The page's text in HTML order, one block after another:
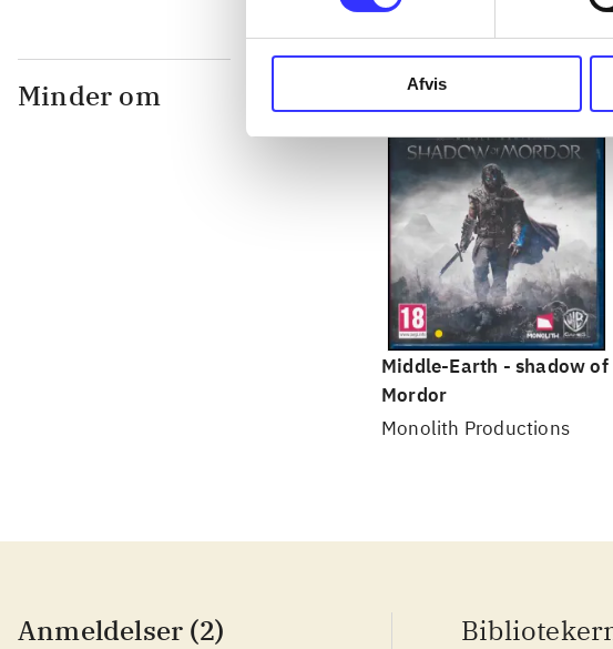
Afvis
Minder om
Middle-Earth - shadow of
Mordor
Monolith Productions
Anmeldelser (2)